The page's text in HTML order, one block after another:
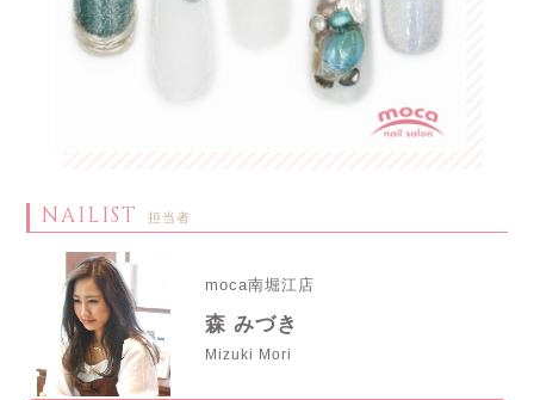
NAILIST 担当者
moca南堀江店
森 みづき
Mizuki Mori